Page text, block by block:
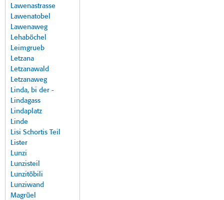
Lawenastrasse
Lawenatobel
Lawenaweg
Lehaböchel
Leimgrueb
Letzana
Letzanawald
Letzanaweg
Linda, bi der -
Lindagass
Lindaplatz
Linde
Lisi Schortis Teil
Lister
Lunzi
Lunzisteil
Lunzitöbili
Lunziwand
Magrüel